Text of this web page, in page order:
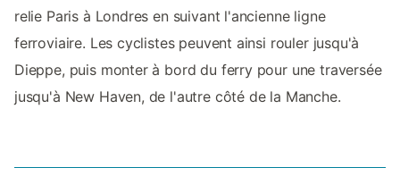
relie Paris à Londres en suivant l'ancienne ligne
ferroviaire. Les cyclistes peuvent ainsi rouler jusqu'à
Dieppe, puis monter à bord du ferry pour une traversée
jusqu'à New Haven, de l'autre côté de la Manche.